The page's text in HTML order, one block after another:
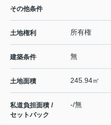
その他条件
土地権利 所有権
建築条件 無
土地面積 245.94㎡
私道負担面積 /
セットバック
-/無